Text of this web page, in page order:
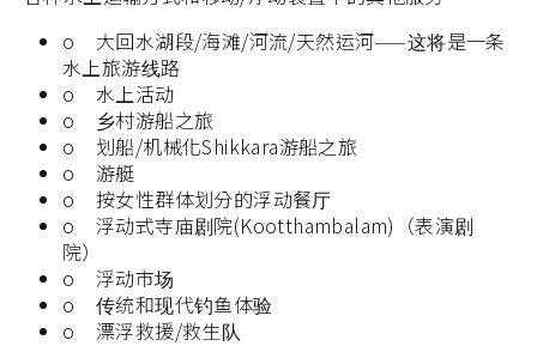
o 大回水湖段/海滩/河流/天然运河——这将是一条
水上旅游线路
o 水上活动
o 乡村游船之旅
o 划船/机械化Shikkara游船之旅
o 游艇
o 按女性群体划分的浮动餐厅
o 浮动式寺庙剧院(Kootthambalam)（表演剧
院）
o 浮动市场
o 传统和现代钓鱼体验
o 漂浮救援/救生队